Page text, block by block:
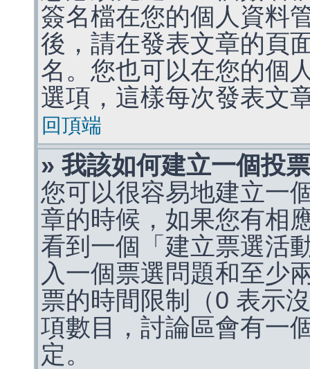
簽名檔在您的個人資料
後，請在發表文章的頁
名。您也可以在您的個
選項，這樣每次發表文
回頂端
» 我該如何建立一個投
您可以很容易地建立一
章的時候，如果您有相
看到一個「建立票選活
入一個票選問題和至少
票的時間限制（0 表示
項數目，討論區會有一
定。